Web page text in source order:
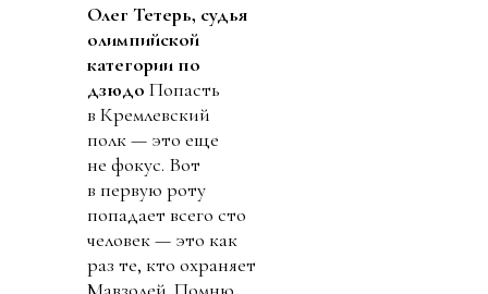
Олег Тетерь, судья
олимпийской
категории по
дзюдо Попасть
в Кремлевский
полк — это еще
не фокус. Вот
в первую роту
попадает всего сто
человек — это как
раз те, кто охраняет
Мавзолей. Помню,